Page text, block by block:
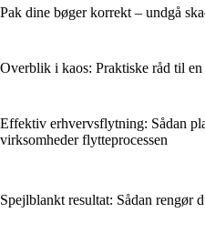
Pak dine bøger korrekt – undgå
Overblik i kaos: Praktiske råd til
Effektiv erhvervsflytning: Sådan
virksomheder flytteprocessen
Spejlblankt resultat: Sådan rengør